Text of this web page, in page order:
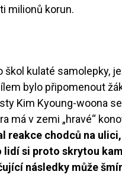
milionů korun.
škol kulaté samolepky,
bylo připomenout
Kim Kyoung-woona
má v zemi „hravé“
reakce chodců na
lidí si proto skrytou
následky může